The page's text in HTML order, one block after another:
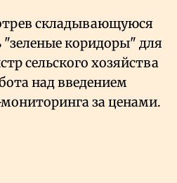
складывающуюся
"зеленые коридоры" для
сельского хозяйства
над введением
за ценами.